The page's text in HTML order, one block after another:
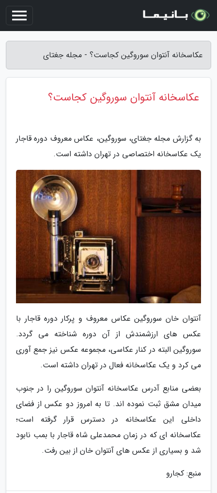
عکاسخانه آنتوان سوروگین کجاست؟ - مجله جغتای
عکاسخانه آنتوان سوروگین کجاست؟
به گزارش مجله جغتای، سوروگین، عکاس معروف دوره قاجار
یک عکاسخانه اختصاصی در تهران داشته است.
آنتوان خان سوروگین عکاس معروف و پرکار دوره قاجار با
عکس های ارزشمندش از آن دوره شناخته می گردد.
سوروگین البته در کنار عکاسی، مجموعه عکس نیز جمع آوری
می کرد و یک عکاسخانه فعال در تهران داشته است.
بعضی منابع آدرس عکاسخانه آنتوان سوروگین را در جنوب
میدان مشق ثبت نموده اند. تا به امروز دو عکس از فضای
داخلی این عکاسخانه در دسترس قرار گرفته است؛
عکاسخانه ای که در زمان محمدعلی شاه قاجار با بمب نابود
شد و بسیاری از عکس های آنتوان خان از بین رفت.
منبع: کجارو